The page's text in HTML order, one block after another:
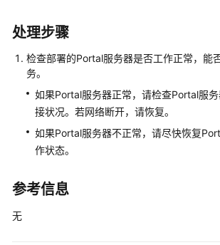
MSP
操
作
更
多
文
档
规
格
处理步骤
检查部署的Portal服务器是否工作正常，能
务。
如果Portal服务器正常，请检查Portal服
接状况。若网络断开，请恢复。
如果Portal服务器不正常，请尽快恢复
作状态。
参考信息
无